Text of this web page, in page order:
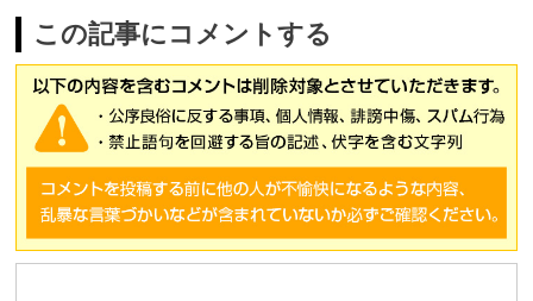
この記事にコメントする